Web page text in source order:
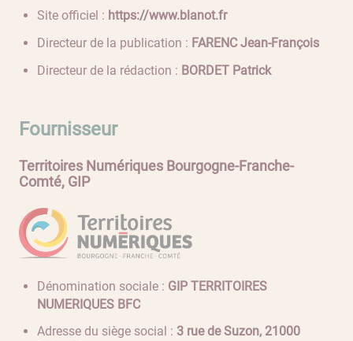
Site officiel : https://www.blanot.fr
Directeur de la publication : FARENC Jean-François
Directeur de la rédaction : BORDET Patrick
Fournisseur
Territoires Numériques Bourgogne-Franche-
Comté, GIP
Dénomination sociale : GIP TERRITOIRES
NUMERIQUES BFC
Adresse du siège social : 3 rue de Suzon, 21000